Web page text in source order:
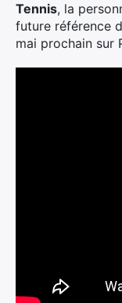
Tennis, la
future référence
mai prochain sur